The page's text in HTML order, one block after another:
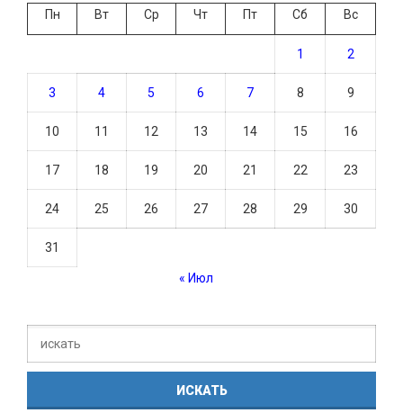
Пн
Вт Ср Чт Пт Сб Вс
1 2
3 4 5 6 7 8 9
10 11 12 13 14 15 16
17 18 19 20 21 22 23
24 25 26 27 28 29 30
31
« Июл